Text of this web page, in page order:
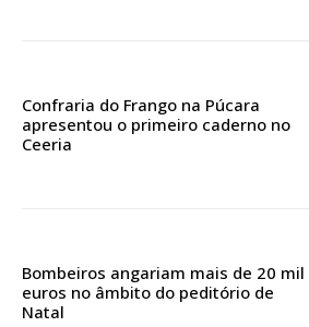
ASSINATURA
Confraria do Frango na Púcara
apresentou o primeiro caderno no
Ceeria
Bombeiros angariam mais de 20 mil
euros no âmbito do peditório de
Natal